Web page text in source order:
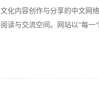
化内容创作与分享的中文网
读与交流空间。网站以“每